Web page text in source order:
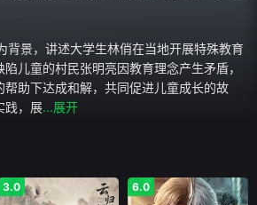
背景，讲述大学生林俏在当地开展特殊教育
儿童的村民张明亮因教育理念产生矛盾，
助下达成和解，共同促进儿童成长的故
践，展...展开
3.0 6.0